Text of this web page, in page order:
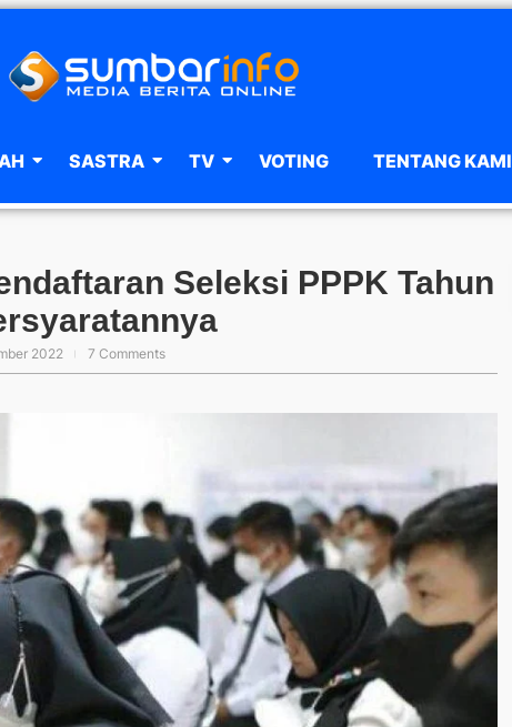
SASTRA TV VOTING TENTANG KAMI
Seleksi PPPK Tahun
2022 7 Comments